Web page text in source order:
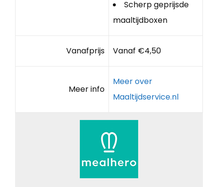
Scherp geprijsde
maaltijdboxen
Vanafprijs Vanaf €4,50
Meer info
Meer over
Maaltijdservice.nl